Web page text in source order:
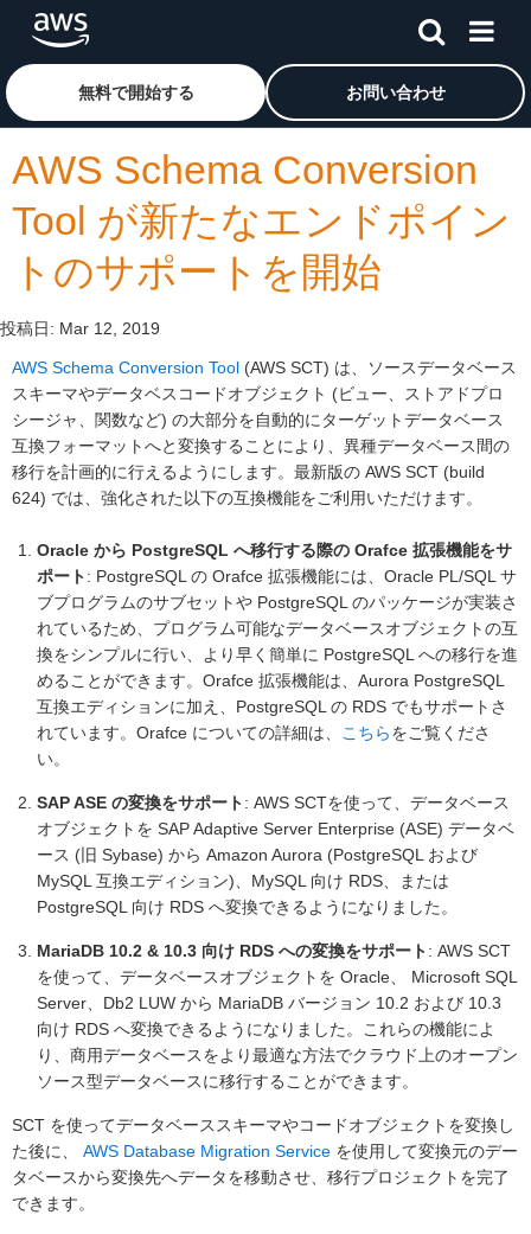
メインコンテンツに移動
アマゾン ウェブ サービスのホームページに戻るには、こ
無料で開始する お問い合わせ
AWS Schema Conversion
Tool が新たなエンドポイン
トのサポートを開始
投稿日: Mar 12, 2019
AWS Schema Conversion Tool (AWS SCT) は、ソースデータベース
スキーマやデータベスコードオブジェクト (ビュー、ストアドプロ
シージャ、関数など) の大部分を自動的にターゲットデータベース
互換フォーマットへと変換することにより、異種データベース間の
移行を計画的に行えるようにします。最新版の AWS SCT (build
624) では、強化された以下の互換機能をご利用いただけます。
Oracle から PostgreSQL へ移行する際の Orafce 拡張機能をサ
ポート: PostgreSQL の Orafce 拡張機能には、Oracle PL/SQL サ
ブプログラムのサブセットや PostgreSQL のパッケージが実装さ
れているため、プログラム可能なデータベースオブジェクトの互
換をシンプルに行い、より早く簡単に PostgreSQL への移行を進
めることができます。Orafce 拡張機能は、Aurora PostgreSQL
互換エディションに加え、PostgreSQL の RDS でもサポートさ
れています。Orafce についての詳細は、
こちらをご覧くださ
い。
SAP ASE の変換をサポート: AWS SCTを使って、データベース
オブジェクトを SAP Adaptive Server Enterprise (ASE) データベ
ース (旧 Sybase) から Amazon Aurora (PostgreSQL および
MySQL 互換エディション)、MySQL 向け RDS、または
PostgreSQL 向け RDS へ変換できるようになりました。
MariaDB 10.2 & 10.3 向け RDS への変換をサポート: AWS SCT
を使って、データベースオブジェクトを Oracle、 Microsoft SQL
Server、Db2 LUW から MariaDB バージョン 10.2 および 10.3
向け RDS へ変換できるようになりました。これらの機能によ
り、商用データベースをより最適な方法でクラウド上のオープン
ソース型データベースに移行することができます。
SCT を使ってデータベーススキーマやコードオブジェクトを変換し
た後に、 AWS Database Migration Service を使用して変換元のデー
タベースから変換先へデータを移動させ、移行プロジェクトを完了
できます。